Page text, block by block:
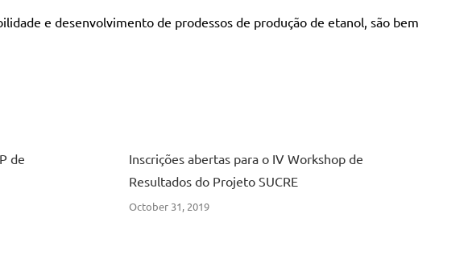
e desenvolvimento de prodessos de produção de etanol, são bem
de
Inscrições abertas para o IV Workshop de
Resultados do Projeto SUCRE
October 31, 2019